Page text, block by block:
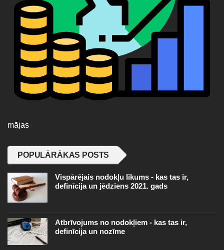
mājas
POPULĀRĀKAS POSTS
Vispārējais nodokļu likums - kas tas ir,
definīcija un jēdziens 2021. gads
Atbrīvojums no nodokļiem - kas tas ir,
definīcija un nozīme